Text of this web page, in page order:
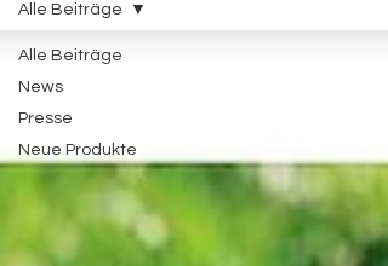
Alle Beiträge
News
Presse
Neue Produkte
Alle Beiträge